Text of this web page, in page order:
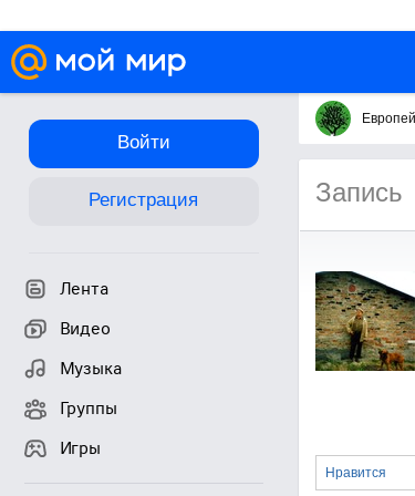
Войти
Регистрация
Лента
Видео
Музыка
Группы
Игры
Запись
Нравится